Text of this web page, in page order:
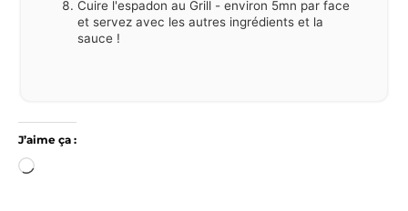
Cuire l'espadon au Grill - environ 5mn par face
et servez avec les autres ingrédients et la
sauce !
J’aime ça :
Chargement…